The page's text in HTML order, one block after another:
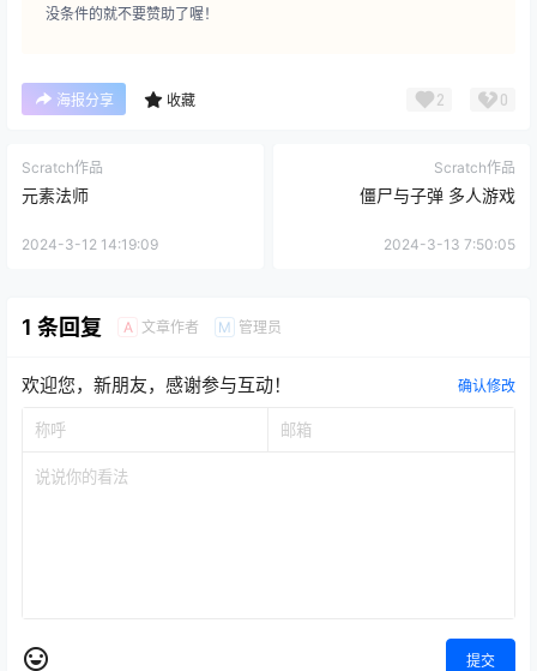
没条件的就不要赞助了喔！
海报分享 收藏 2 0
Scratch作品
元素法师
2024-3-12 14:19:09
Scratch作品
僵尸与子弹 多人游戏
2024-3-13 7:50:05
1 条回复 A 文章作者 M 管理员
欢迎您，新朋友，感谢参与互动！ 确认修改
提交